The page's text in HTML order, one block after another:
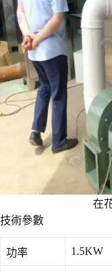
在
技術參數
功率 1.5KW